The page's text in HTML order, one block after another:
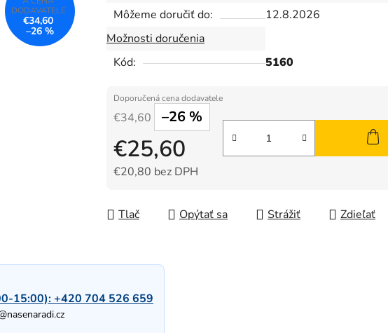
Môžeme doručiť do:
12.8.2026
Možnosti doručenia
Kód:
5160
€34,60 –26 %
€25,60
€20,80 bez DPH
Tlač Opýtať sa Strážiť Zdieľať
€34,60
–26 %
15:00):+420 704 526 659